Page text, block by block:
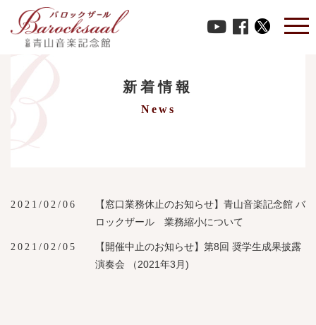
HOME - News- 2021年02月
新着情報
News
2021/02/06
【窓口業務休止のお知らせ】青山音楽記念館 バ
ロックザール 業務縮小について
2021/02/05
【開催中止のお知らせ】第8回 奨学生成果披露
演奏会 （2021年3月)